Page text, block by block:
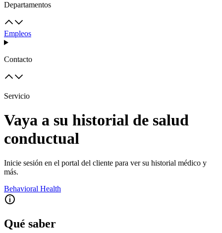
Departamentos
Empleos
Contacto
Servicio
Vaya a su historial de salud
conductual
Inicie sesión en el portal del cliente para ver su historial médico y
más.
Behavioral Health
Qué saber